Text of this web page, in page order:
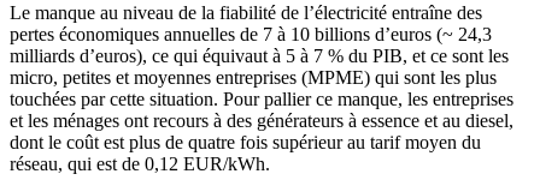
Le manque au niveau de la fiabilité de l’électricité entraîne des
pertes économiques annuelles de 7 à 10 billions d’euros (~ 24,3
milliards d’euros), ce qui équivaut à 5 à 7 % du PIB, et ce sont les
micro, petites et moyennes entreprises (MPME) qui sont les plus
touchées par cette situation. Pour pallier ce manque, les entreprises
et les ménages ont recours à des générateurs à essence et au diesel,
dont le coût est plus de quatre fois supérieur au tarif moyen du
réseau, qui est de 0,12 EUR/kWh.